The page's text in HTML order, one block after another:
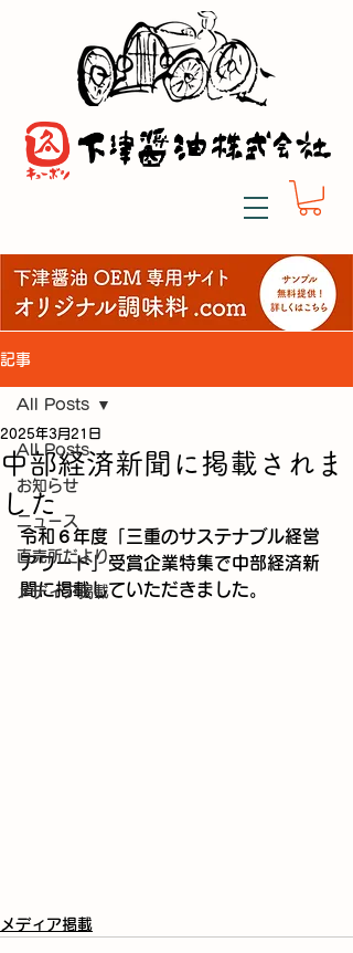
記事
All Posts
お知らせ
ニュース
直売所だより
メディア掲載
All Posts
中部経済新聞に掲載されま
した
2025年3月21日
令和６年度「三重のサステナブル経営
アワード」受賞企業特集で中部経済新
聞に掲載していただきました。
メディア掲載